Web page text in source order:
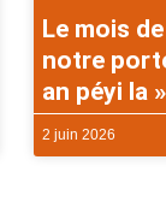
Le mois
notre
an péyi la
2 juin 2026